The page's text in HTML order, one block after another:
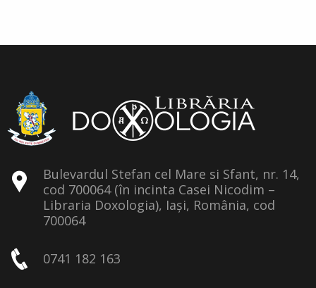
Bulevardul Stefan cel Mare si Sfant, nr. 14,
cod 700064 (în incinta Casei Nicodim –
Libraria Doxologia), Iași, România, cod
700064
0741 182 163